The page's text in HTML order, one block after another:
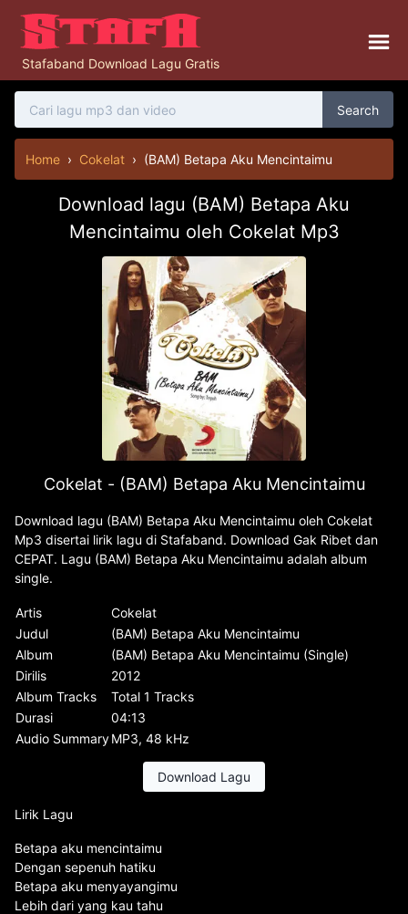
Stafaband Download Lagu Gratis
Search
Home › Cokelat › (BAM) Betapa Aku Mencintaimu
Download lagu (BAM) Betapa Aku
Mencintaimu oleh Cokelat Mp3
Cokelat - (BAM) Betapa Aku Mencintaimu
Download lagu (BAM) Betapa Aku Mencintaimu oleh Cokelat
Mp3 disertai lirik lagu di Stafaband. Download Gak Ribet dan
CEPAT. Lagu (BAM) Betapa Aku Mencintaimu adalah album
single.
Artis
Cokelat
Judul
(BAM) Betapa Aku Mencintaimu
Album
(BAM) Betapa Aku Mencintaimu (Single)
Dirilis
2012
Album Tracks
Total 1 Tracks
Durasi
04:13
Audio SummaryMP3, 48 kHz
Download Lagu
Lirik Lagu
Betapa aku mencintaimu
Dengan sepenuh hatiku
Betapa aku menyayangimu
Lebih dari yang kau tahu